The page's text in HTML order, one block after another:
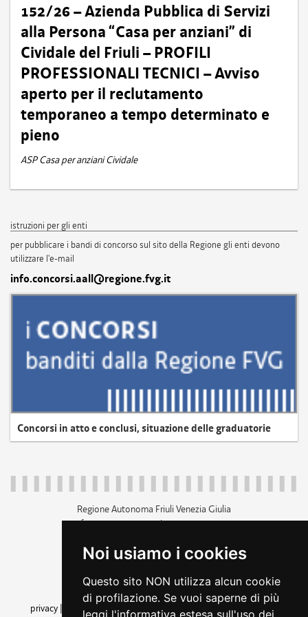
Noi usiamo i cookies
Questo sito NON utilizza alcun cookie
di profilazione. Se vuoi saperne di più
leggi l'informativa estesa sull'uso dei
152/26 – Azienda Pubblica di Servizi
alla Persona “Casa per anziani” di
Cividale del Friuli – PROFILI
PROFESSIONALI TECNICI – Avviso
aperto per il reclutamento
temporaneo a tempo determinato e
pieno
ASP Casa per anziani Cividale
istruzioni per gli enti
per pubblicare i bandi di concorso sul sito della Regione gli enti devono
utilizzare l'e-mail
info.concorsi.aall@regione.fvg.it
Concorsi in atto e conclusi, situazione delle graduatorie
Regione Autonoma Friuli Venezia Giulia
c.f. 80014930327; p.iva 00526040324
+39 040 3771111
amministrazione trasparente
privacy
cookie |note legali accessibilità
dichiarazione di